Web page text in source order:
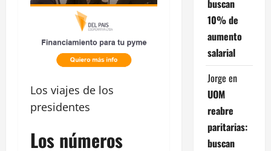
Los viajes de los
presidentes
Los números
buscan
10% de
aumento
salarial
Jorge en
UOM
reabre
paritarias:
buscan